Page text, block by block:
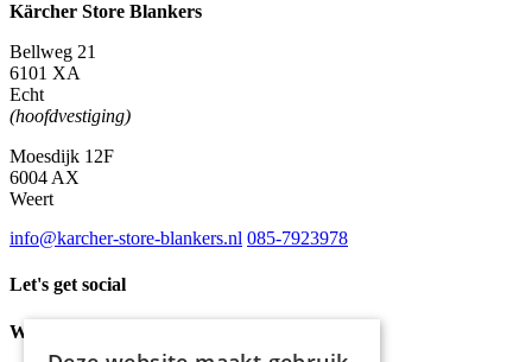
Kärcher Store Blankers
Bellweg 21
6101 XA
Echt
(hoofdvestiging)
Moesdijk 12F
6004 AX
Weert
info@karcher-store-blankers.nl 085-7923978
Let's get social
Waar wij voor staan